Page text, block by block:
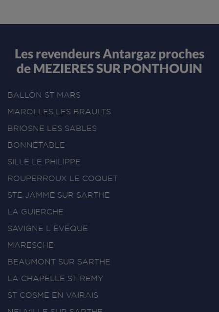
Les revendeurs Antargaz proches
de MEZIERES SUR PONTHOUIN
BALLON ST MARS
MAROLLES LES BRAULTS
BRIOSNE LES SABLES
BONNETABLE
SILLE LE PHILIPPE
ROUPERROUX LE COQUET
STE JAMME SUR SARTHE
LA GUIERCHE
SAVIGNE L EVEQUE
MARESCHE
BEAUMONT SUR SARTHE
LA CHAPELLE ST REMY
ST COSME EN VAIRAIS